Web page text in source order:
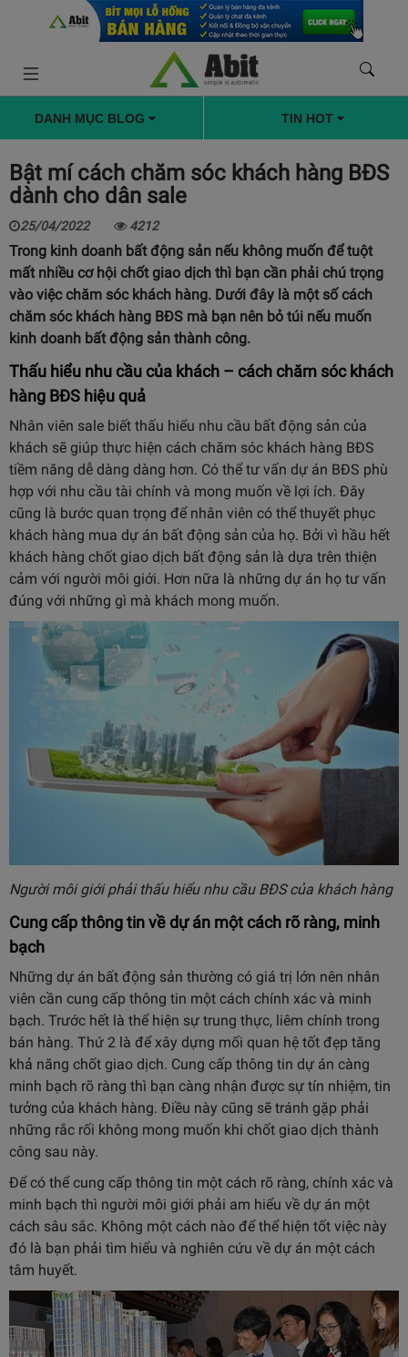
DANH MỤC BLOG TIN HOT
Bật mí cách chăm sóc khách hàng BĐS
dành cho dân sale
25/04/2022 4212
Trong kinh doanh bất động sản nếu không muốn để tuột
mất nhiều cơ hội chốt giao dịch thì bạn cần phải chú trọng
vào việc chăm sóc khách hàng. Dưới đây là một số cách
chăm sóc khách hàng BĐS mà bạn nên bỏ túi nếu muốn
kinh doanh bất động sản thành công.
Thấu hiểu nhu cầu của khách – cách chăm sóc khách
hàng BĐS hiệu quả
Nhân viên sale biết thấu hiểu nhu cầu bất động sản của
khách sẽ giúp thực hiện cách chăm sóc khách hàng BĐS
tiềm năng dễ dàng dàng hơn. Có thể tư vấn dự án BĐS phù
hợp với nhu cầu tài chính và mong muốn về lợi ích. Đây
cũng là bước quan trọng để nhân viên có thể thuyết phục
khách hàng mua dự án bất động sản của họ. Bởi vì hầu hết
khách hàng chốt giao dịch bất động sản là dựa trên thiện
cảm với người môi giới. Hơn nữa là những dự án họ tư vấn
đúng với những gì mà khách mong muốn.
Người môi giới phải thấu hiểu nhu cầu BĐS của khách hàng
Cung cấp thông tin về dự án một cách rõ ràng, minh
bạch
Những dự án bất động sản thường có giá trị lớn nên nhân
viên cần cung cấp thông tin một cách chính xác và minh
bạch. Trước hết là thể hiện sự trung thực, liêm chính trong
bán hàng. Thứ 2 là để xây dựng mối quan hệ tốt đẹp tăng
khả năng chốt giao dịch. Cung cấp thông tin dự án càng
minh bạch rõ ràng thì bạn càng nhận được sự tín nhiệm, tin
tưởng của khách hàng. Điều này cũng sẽ tránh gặp phải
những rắc rối không mong muốn khi chốt giao dịch thành
công sau này.
Để có thể cung cấp thông tin một cách rõ ràng, chính xác và
minh bạch thì người môi giới phải am hiểu về dự án một
cách sâu sắc. Không một cách nào để thể hiện tốt việc này
đó là bạn phải tìm hiểu và nghiên cứu về dự án một cách
tâm huyết.